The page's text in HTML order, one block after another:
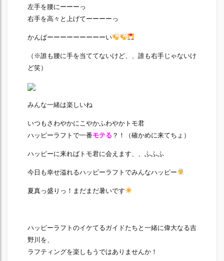
左手を腰にーーーっ
右手を高々と上げてーーーーっ
かんぱーーーーーーーーーい
（※誰も腰に手を当ててないけど、、誰も右手じゃないけ
ど笑）
みんな一緒は楽しいね
いつもさわやかにこやかふわやかトモ君
ハッピーラフトで一番モテる ？！（確かめに来てちょ）
ハッピーに来ればトモ君に会えます、、ふふふ
今日も幸せ溢れるハッピーラフトでみんなハッピー
夏真っ盛りっ！まだまだ暑いです
ハッピーラフトのイケてるガイドたちと一緒に偉大なる吉
野川を、
ラフティングを楽しもうではありませんか！